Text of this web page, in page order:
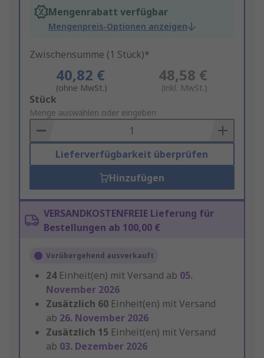
Mengenrabatt verfügbar
Mengenpreis-Optionen anzeigen
Zwischensumme (1 Stück)*
40,82 €
(ohne MwSt.)
48,58 €
(inkl. MwSt.)
Add
to
Basket
Stück
Menge auswählen oder eingeben
Lieferverfügbarkeit überprüfen
Hinzufügen
VERSANDKOSTENFREIE Lieferung für
Bestellungen ab 100,00 €
Vorübergehend ausverkauft
24 Einheit(en) mit Versand ab 05.
November 2026
Zusätzlich 60 Einheit(en) mit Versand
ab 26. November 2026
Zusätzlich 15 Einheit(en) mit Versand
ab 03. Dezember 2026